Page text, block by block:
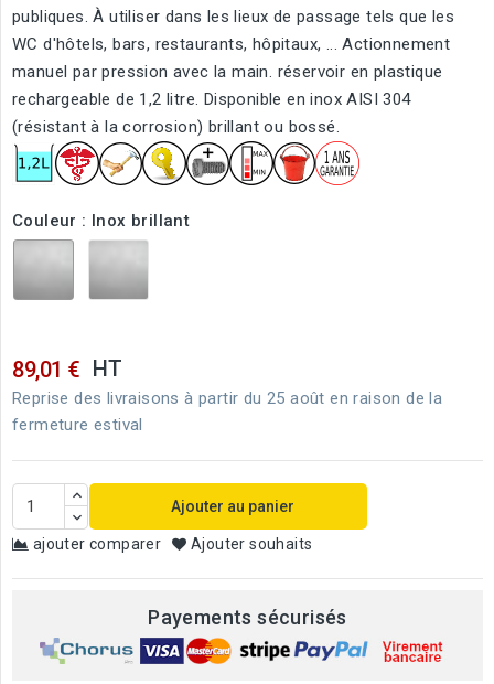
publiques. À utiliser dans les lieux de passage tels que les
WC d'hôtels, bars, restaurants, hôpitaux, ... Actionnement
manuel par pression avec la main. réservoir en plastique
rechargeable de 1,2 litre. Disponible en inox AISI 304
(résistant à la corrosion) brillant ou bossé.
Couleur : Inox brillant
Inox
Inox
89,01 € HT
Reprise des livraisons à partir du 25 août en raison de la
fermeture estival
Ajouter au panier
ajouter comparer Ajouter souhaits
Payements sécurisés